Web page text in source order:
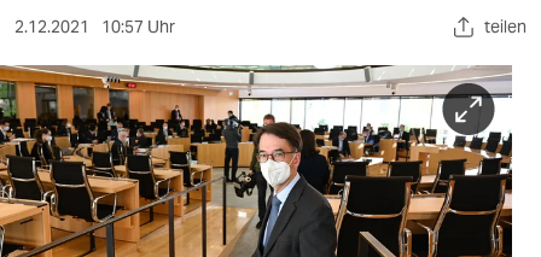
sport
berlin
nord
wahrheit
2.12.2021 10:57 Uhr teilen